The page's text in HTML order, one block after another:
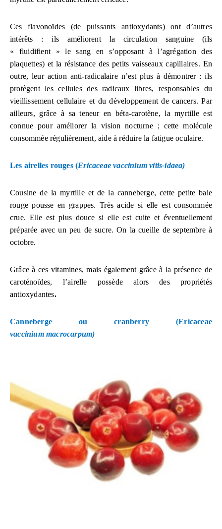
Ces flavonoïdes (de puissants antioxydants) ont d’autres
intérêts : ils améliorent la circulation sanguine (ils
« fluidifient » le sang en s’opposant à l’agrégation des
plaquettes) et la résistance des petits vaisseaux capillaires. En
outre, leur action anti-radicalaire n’est plus à démontrer : ils
protègent les cellules des radicaux libres, responsables du
vieillissement cellulaire et du développement de cancers. Par
ailleurs, grâce à sa teneur en béta-carotène, la myrtille est
connue pour améliorer la vision nocturne ; cette molécule
consommée régulièrement, aide à réduire la fatigue oculaire.
Les airelles rouges (Ericaceaevaccinium vitis-idaea)
Cousine de la myrtille et de la canneberge, cette petite baie
rouge pousse en grappes. Très acide si elle est consommée
crue. Elle est plus douce si elle est cuite et éventuellement
préparée avec un peu de sucre. On la cueille de septembre à
octobre.
Grâce à ces vitamines, mais également grâce à la présence de
caroténoïdes, l’airelle possède alors des propriétés
antioxydantes.
Canneberge ou cranberry (Ericaceae
vaccinium macrocarpum)